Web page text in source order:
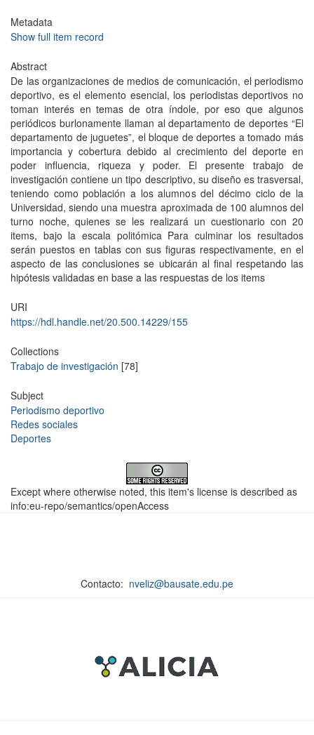
Metadata
Show full item record
Abstract
De las organizaciones de medios de comunicación, el periodismo
deportivo, es el elemento esencial, los periodistas deportivos no
toman interés en temas de otra índole, por eso que algunos
periódicos burlonamente llaman al departamento de deportes “El
departamento de juguetes”, el bloque de deportes a tomado más
importancia y cobertura debido al crecimiento del deporte en
poder influencia, riqueza y poder. El presente trabajo de
investigación contiene un tipo descriptivo, su diseño es trasversal,
teniendo como población a los alumnos del décimo ciclo de la
Universidad, siendo una muestra aproximada de 100 alumnos del
turno noche, quienes se les realizará un cuestionario con 20
items, bajo la escala politómica Para culminar los resultados
serán puestos en tablas con sus figuras respectivamente, en el
aspecto de las conclusiones se ubicarán al final respetando las
hipótesis validadas en base a las respuestas de los items
URI
https://hdl.handle.net/20.500.14229/155
Collections
Trabajo de investigación [78]
Subject
Periodismo deportivo
Redes sociales
Deportes
Except where otherwise noted, this item's license is described as
info:eu-repo/semantics/openAccess
Contacto: nveliz@bausate.edu.pe